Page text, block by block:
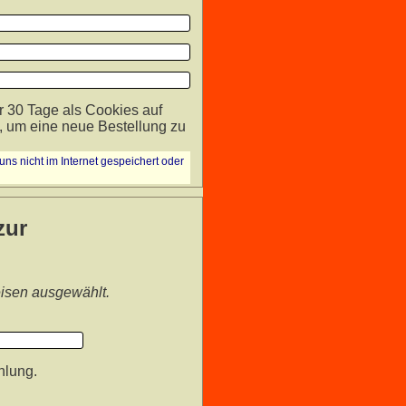
Tage als Cookies auf
um eine neue Bestellung zu
nicht im Internet gespeichert oder
ausgewählt.